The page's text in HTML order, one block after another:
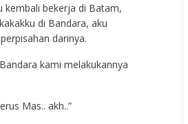
kembali bekerja di Batam,
di Bandara, aku
darinya.
kami melakukannya
Mas.. akh..”